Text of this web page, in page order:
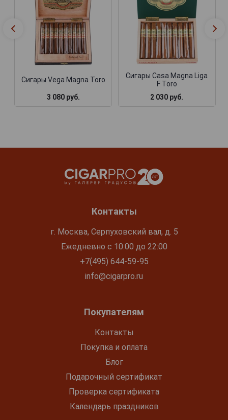
Сигары Vega Magna Toro
3 080 руб.
Сигары Casa Magna Liga
F Toro
2 030 руб.
Контакты
г. Москва, Серпуховский вал, д. 5
Ежедневно с 10:00 до 22:00
+7(495) 644-59-95
info@cigarpro.ru
Покупателям
Контакты
Покупка и оплата
Блог
Подарочный сертификат
Проверка сертификата
Календарь праздников